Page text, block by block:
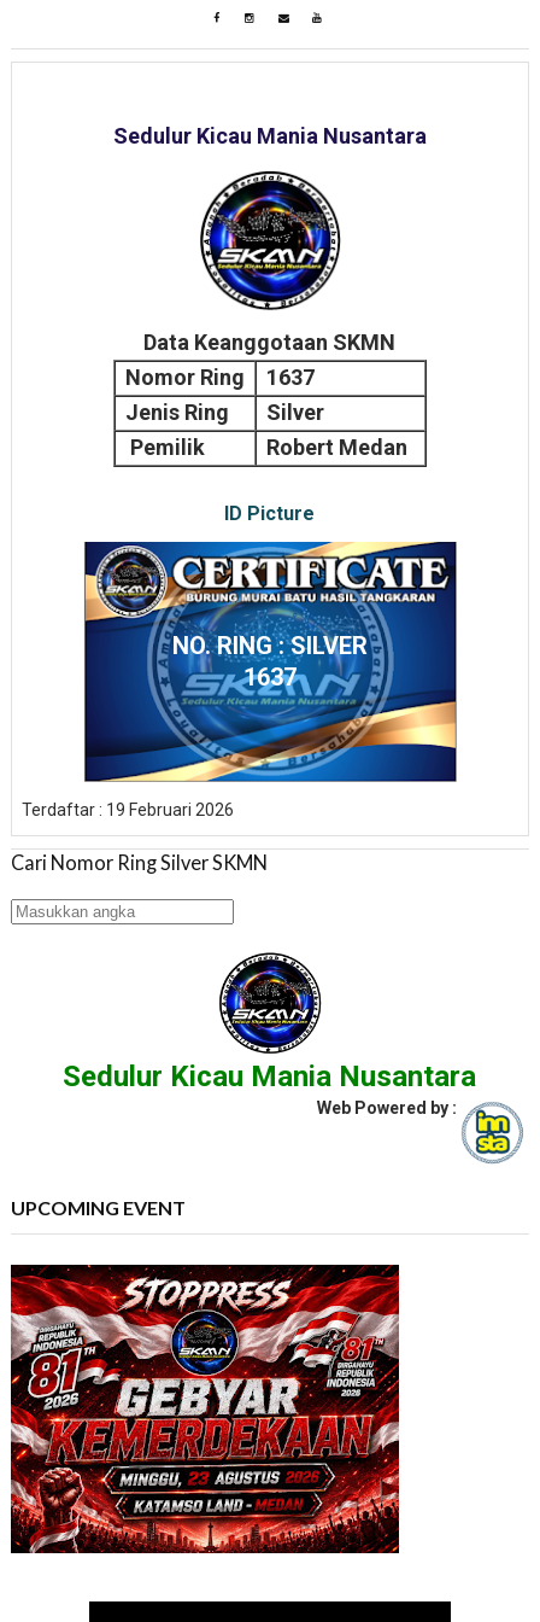
Sedulur Kicau Mania Nusantara
Data Keanggotaan SKMN
Nomor Ring
1637
Jenis Ring
Silver
Pemilik
Robert Medan
ID Picture
NO. RING : SILVER
1637
Terdaftar : 19 Februari 2026
Cari Nomor Ring Silver SKMN
Sedulur Kicau Mania Nusantara
Web Powered by :
UPCOMING EVENT